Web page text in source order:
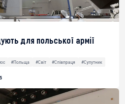
для польської армії
#Польща #Світ #Співпраця
#Супутник